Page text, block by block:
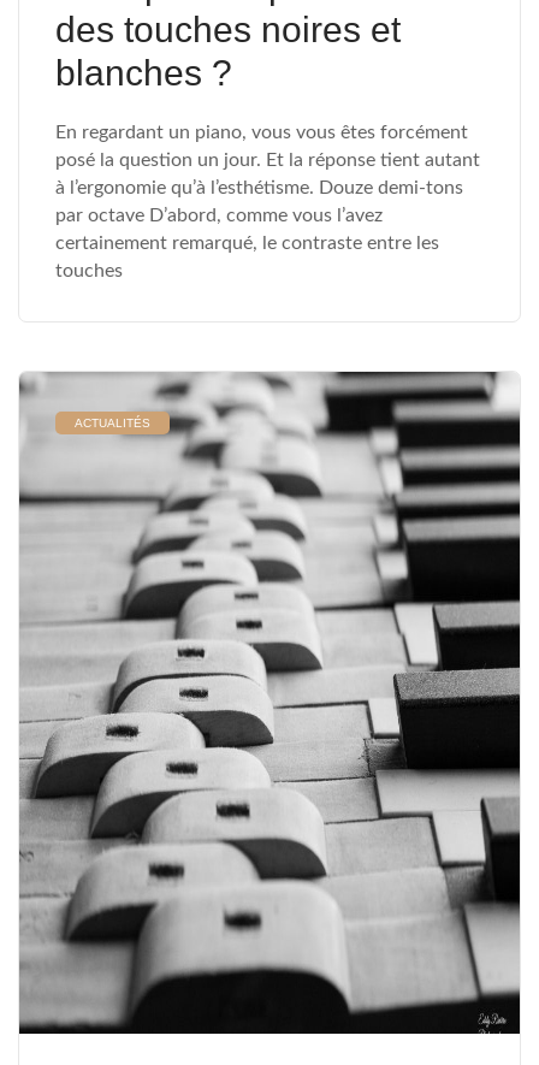
des touches noires et
blanches ?
En regardant un piano, vous vous êtes forcément
posé la question un jour. Et la réponse tient autant
à l’ergonomie qu’à l’esthétisme. Douze demi-tons
par octave D’abord, comme vous l’avez
certainement remarqué, le contraste entre les
touches
ACTUALITÉS